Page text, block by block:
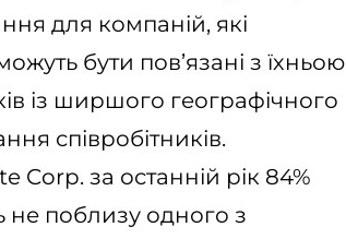
для компаній, які
бути пов’язані з їхньою
із ширшого географічного
співробітників.
Corp. за останній рік 84%
поблизу одного з